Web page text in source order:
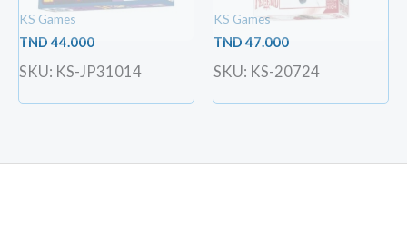
KS Games
TND 44.000
SKU: KS-JP31014
KS Games
TND 47.000
SKU: KS-20724